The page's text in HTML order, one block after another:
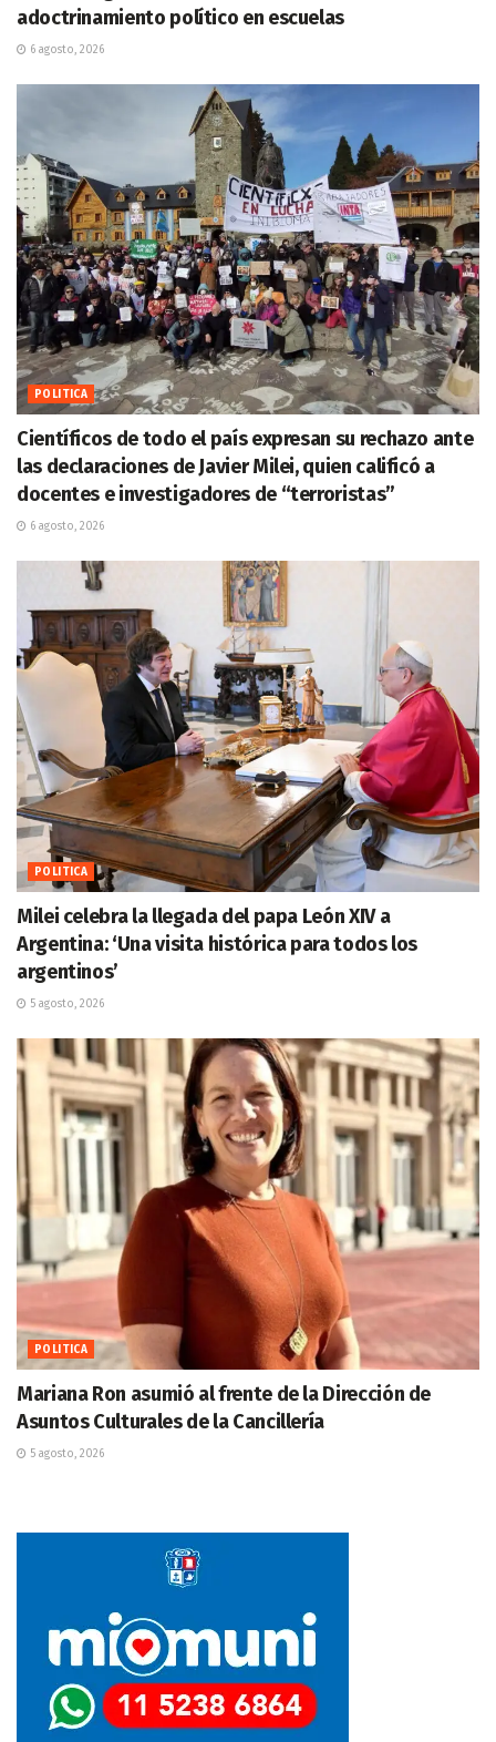
adoctrinamiento político en escuelas
6 agosto, 2026
POLITICA
Científicos de todo el país expresan su rechazo ante
las declaraciones de Javier Milei, quien calificó a
docentes e investigadores de “terroristas”
6 agosto, 2026
POLITICA
Milei celebra la llegada del papa León XIV a
Argentina: ‘Una visita histórica para todos los
argentinos’
5 agosto, 2026
POLITICA
Mariana Ron asumió al frente de la Dirección de
Asuntos Culturales de la Cancillería
5 agosto, 2026